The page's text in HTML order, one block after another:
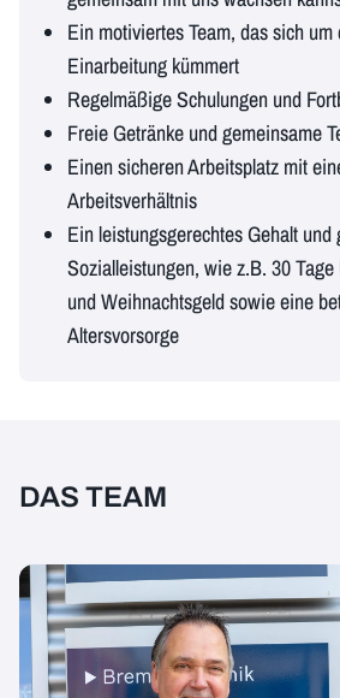
Ein motiviertes Team, das sich
Einarbeitung kümmert
Regelmäßige Schulungen und
Freie Getränke und gemeinsame
Einen sicheren Arbeitsplatz mit
Arbeitsverhältnis
Ein leistungsgerechtes Gehalt und
Sozialleistungen, wie z.B. 30
und Weihnachtsgeld sowie eine
Altersvorsorge
DAS TEAM